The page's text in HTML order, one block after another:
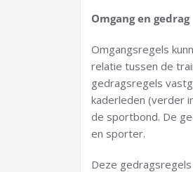
Omgang en gedrag
Omgangsregels
relatie tussen de
gedragsregels
kaderleden (verder
de sportbond. De
en sporter.
Deze